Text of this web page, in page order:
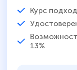
Курс
13%